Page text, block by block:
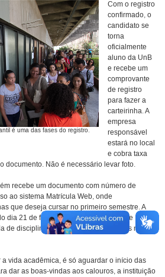
é uma das fases do registro.
Com o registro
confirmado, o
candidato se
torna
oficialmente
aluno da UnB
e recebe um
comprovante
de registro
para fazer a
carteirinha. A
empresa
responsável
estará no local
e cobra taxa
documento. Não é necessário levar foto.
recebe um documento com número de
ao sistema Matrícula Web, onde
que deseja cursar no primeiro semestre. A
dia 21 de fevereiro às 18h do dia 24 de
de disciplinas só podem ser realizadas nas
vida acadêmica, é só aguardar o início das
dar as boas-vindas aos calouros, a instituição